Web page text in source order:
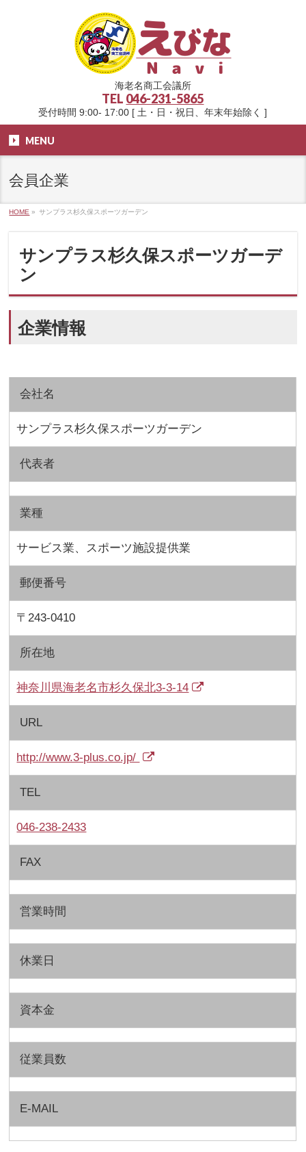
海老名商工会議所
TEL 046-231-5865
受付時間 9:00- 17:00 [ 土・日・祝日、年末年始除く ]
MENU
会員企業
HOME » サンプラス杉久保スポーツガーデン
サンプラス杉久保スポーツガーデ
ン
企業情報
会社名
サンプラス杉久保スポーツガーデン
代表者
業種
サービス業、スポーツ施設提供業
郵便番号
〒243-0410
所在地
神奈川県海老名市杉久保北3-3-14
URL
http://www.3-plus.co.jp/
TEL
046-238-2433
FAX
営業時間
休業日
資本金
従業員数
E-MAIL